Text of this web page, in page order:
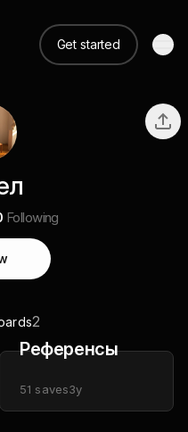
Get started
Following
2
Референсы
51 saves3y